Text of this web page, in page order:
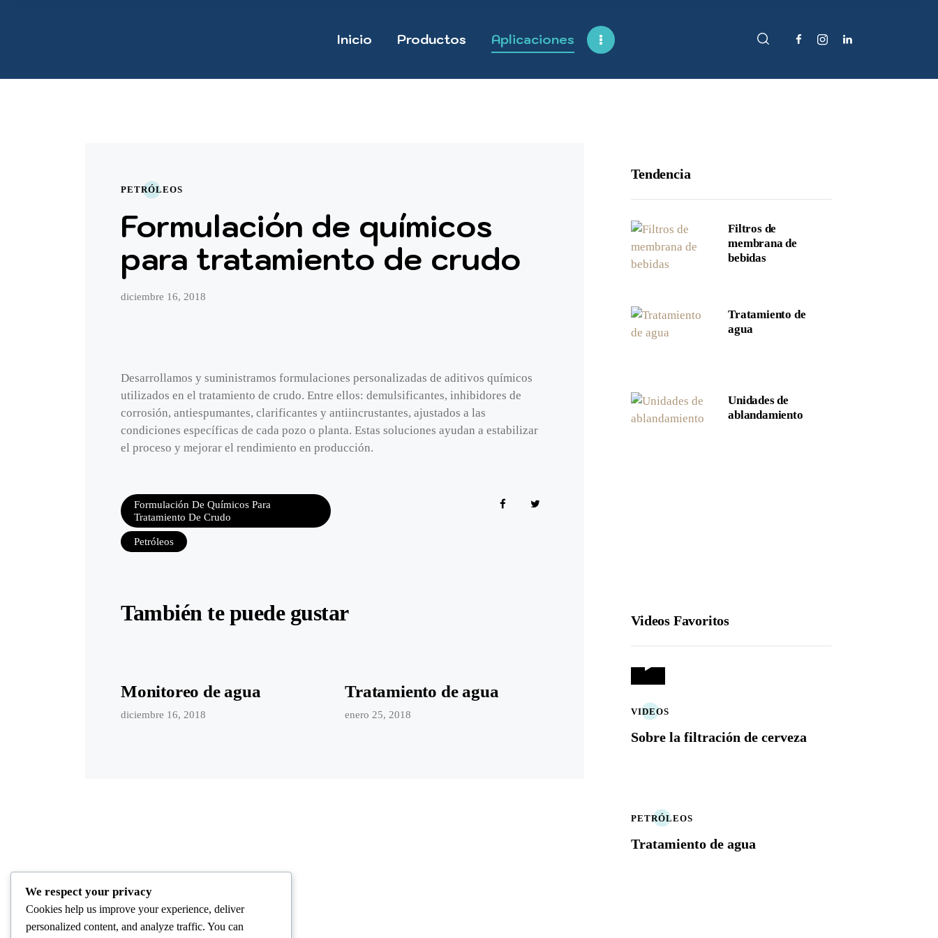
Inicio Productos Aplicaciones
PETRÓLEOS
Formulación de químicos
para tratamiento de crudo
diciembre 16, 2018
Desarrollamos y suministramos formulaciones personalizadas de aditivos químicos
utilizados en el tratamiento de crudo. Entre ellos: demulsificantes, inhibidores de
corrosión, antiespumantes, clarificantes y antiincrustantes, ajustados a las
condiciones específicas de cada pozo o planta. Estas soluciones ayudan a estabilizar
el proceso y mejorar el rendimiento en producción.
Formulación De Químicos Para
Tratamiento De Crudo
Petróleos
También te puede gustar
Monitoreo de agua
diciembre 16, 2018
Tratamiento de agua
enero 25, 2018
Tendencia
Filtros de
membrana de
bebidas
Tratamiento de
agua
Unidades de
ablandamiento
Videos Favoritos
VIDEOS
Sobre la filtración de cerveza
PETRÓLEOS
Tratamiento de agua
We respect your privacy
Cookies help us improve your experience, deliver
personalized content, and analyze traffic. You can